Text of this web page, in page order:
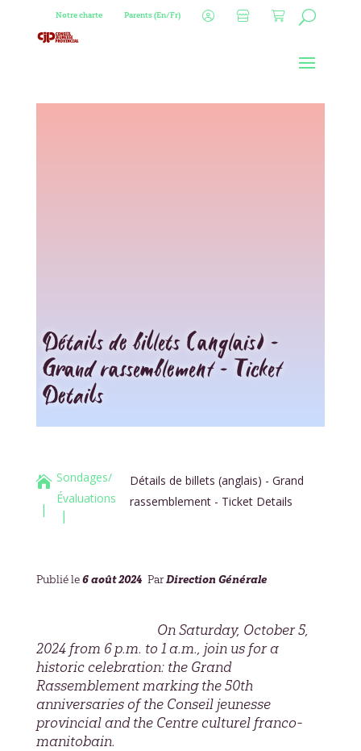
Notre charte Parents (En/Fr)
Détails de billets (anglais) –
Grand rassemblement – Ticket
Details
 Sondages/
Évaluations
Détails de billets (anglais) - Grand
rassemblement - Ticket Details
Publié le6 août 2024 ParDirection Générale
On Saturday, October 5,
2024 from 6 p.m. to 1 a.m., join us for a
historic celebration: the Grand
Rassemblement marking the 50th
anniversaries of the Conseil jeunesse
provincial and the Centre culturel franco-
manitobain.